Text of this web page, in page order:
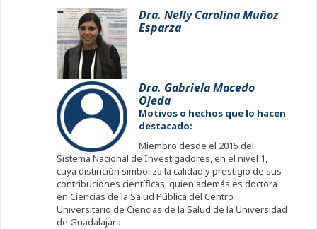
Dra. Nelly Carolina Muñoz
Esparza
Dra. Gabriela Macedo
Ojeda
Motivos o hechos que lo hacen
destacado:
Miembro desde el 2015 del
Sistema Nacional de Investigadores, en el nivel 1,
cuya distinción simboliza la calidad y prestigio de sus
contribuciones científicas, quien además es doctora
en Ciencias de la Salud Pública del Centro
Universitario de Ciencias de la Salud de la Universidad
de Guadalajara.